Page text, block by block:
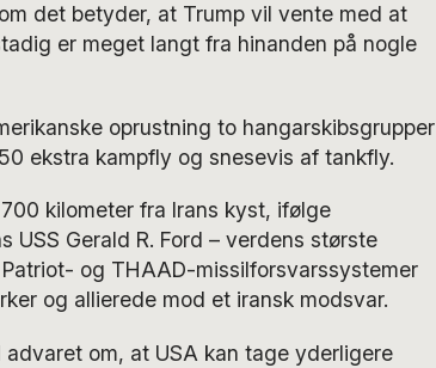
det betyder, at Trump vil vente med at
er meget langt fra hinanden på nogle
oprustning to hangarskibsgrupper
ekstra kampfly og snesevis af tankfly.
kilometer fra Irans kyst, ifølge
Gerald R. Ford – verdens største
og THAAD-missilforsvarssystemer
og allierede mod et iransk modsvar.
om, at USA kan tage yderligere